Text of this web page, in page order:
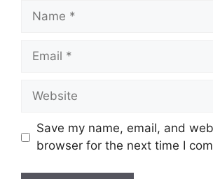
Name
Email
Website
Save my name, email, and
browser for the next time I